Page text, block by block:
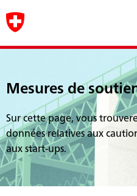
Mesures de
Sur cette page, vous
données relatives aux
aux start-ups.